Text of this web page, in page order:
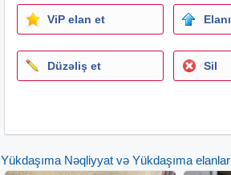
mebel ustasi
ViP elan et
Düzəliş et Sil
Yükdaşıma Nəqliyyat və Yükdaşıma